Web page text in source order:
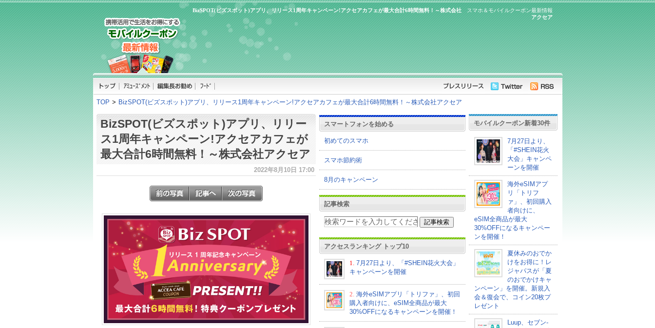
スマホ＆モバイルクーポン最新情報
BizSPOT(ビズスポット)アプリ、リリース1周年キャンペーン!アクセアカフェが最大合計6時間無料！～株式会社
アクセア
TOP > BizSPOT(ビズスポット)アプリ、リリース1周年キャンペーン!アクセアカフェが最大合計6時間無料！～株式会社アクセア
BizSPOT(ビズスポット)アプリ、リリー
ス1周年キャンペーン!アクセアカフェが
最大合計6時間無料！～株式会社アクセア
2022年8月10日 17:00
スマートフォンを始める
初めてのスマホ
スマホ節約術
8月のキャンペーン
記事検索
アクセスランキング トップ10
1.
7月27日より、「#SHEIN花火大会」
キャンペーンを開催
2. 海外eSIMアプリ「トリファ」、初回
購入者向けに、eSIM全商品が最大
30%OFFになるキャンペーンを開催！
モバイルクーポン新着30件
7月27日より、
「#SHEIN花火
大会」キャンペ
ーンを開催
海外eSIMアプ
リ「トリフ
ァ」、初回購入
者向けに、
eSIM全商品が最大
30%OFFになるキャンペー
ンを開催！
夏休みのおでか
けをお得に！レ
ジャパスが「夏
のおでかけキャ
ンペーン」を開催。新規入
会＆復会で、コイン20枚プ
レゼント
Luup、セブン‐